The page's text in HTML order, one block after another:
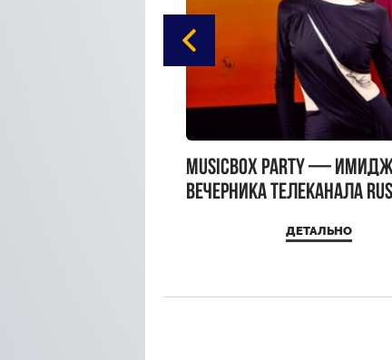
MUSICBOX PARTY —
вечерника телеканала
ДЕТАЛЬНО